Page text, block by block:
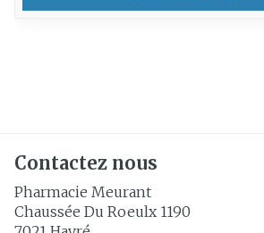
Contactez nous
Pharmacie Meurant
Chaussée Du Roeulx 1190